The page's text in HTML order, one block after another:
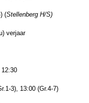
(Stellenberg H/S)
verjaar
12:30
3), 13:00 (Gr.4-7)